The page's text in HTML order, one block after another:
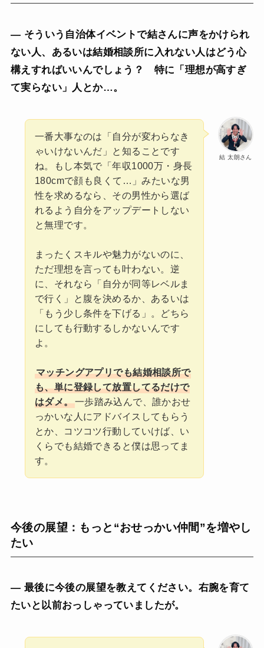
— そういう自治体イベントで結さんに声をかけられ
ない人、あるいは結婚相談所に入れない人はどう心
構えすればいいんでしょう？ 特に「理想が高すぎ
て実らない」人とか…。
結 太朗さん
一番大事なのは「自分が変わらなき
ゃいけないんだ」と知ることです
ね。もし本気で「年収1000万・身長
180cmで顔も良くて…」みたいな男
性を求めるなら、その男性から選ば
れるよう自分をアップデートしない
と無理です。
まったくスキルや魅力がないのに、
ただ理想を言っても叶わない。逆
に、それなら「自分が同等レベルま
で行く」と腹を決めるか、あるいは
「もう少し条件を下げる」。どちら
にしても行動するしかないんです
よ。
マッチングアプリでも結婚相談所で
も、単に登録して放置してるだけで
はダメ。一歩踏み込んで、誰かおせ
っかいな人にアドバイスしてもらう
とか、コツコツ行動していけば、い
くらでも結婚できると僕は思ってま
す。
今後の展望：もっと“おせっかい仲間”を増やし
たい
— 最後に今後の展望を教えてください。右腕を育て
たいと以前おっしゃっていましたが。